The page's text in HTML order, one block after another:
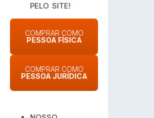
PELO SITE!
COMPRAR COMO
PESSOA FÍSICA
COMPRAR COMO
PESSOA JURÍDICA